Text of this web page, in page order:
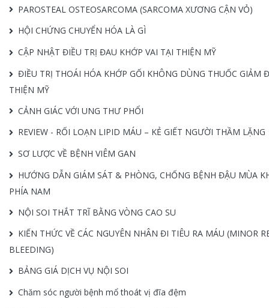
PAROSTEAL OSTEOSARCOMA (SARCOMA XƯƠNG CẬN VỎ)
HỘI CHỨNG CHUYỂN HÓA LÀ GÌ
CẬP NHẬT ĐIỀU TRỊ ĐAU KHỚP VAI TẠI THIỆN MỸ
ĐIỀU TRỊ THOÁI HÓA KHỚP GỐI KHÔNG DÙNG THUỐC GIẢM
THIỆN MỸ
CẢNH GIÁC VỚI UNG THƯ PHỔI
REVIEW - RỐI LOẠN LIPID MÁU – KẺ GIẾT NGƯỜI THẦM LẶNG
SƠ LƯỢC VỀ BỆNH VIÊM GAN
HƯỚNG DẪN GIÁM SÁT & PHÒNG, CHỐNG BỆNH ĐẬU MÙA
PHÍA NAM
NỘI SOI THẮT TRĨ BẰNG VÒNG CAO SU
KIẾN THỨC VỀ CÁC NGUYÊN NHÂN ĐI TIÊU RA MÁU (MINOR
BLEEDING)
BẢNG GIÁ DỊCH VỤ NỘI SOI
Chăm sóc người bệnh mổ thoát vị đĩa đệm